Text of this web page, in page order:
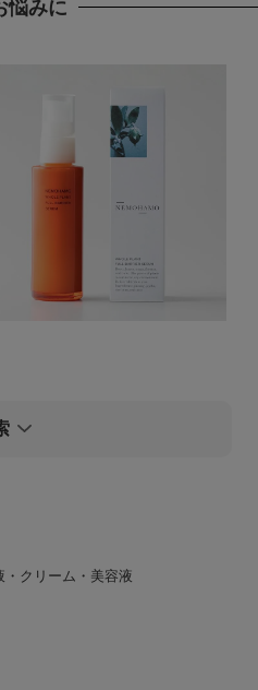
悩みに
在庫ありのみ
・クリーム・美容液